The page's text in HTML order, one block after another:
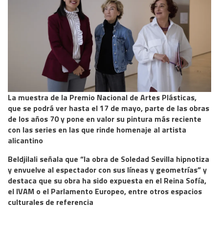
La muestra de la Premio Nacional de Artes Plásticas,
que se podrá ver hasta el 17 de mayo, parte de las obras
de los años 70 y pone en valor su pintura más reciente
con las series en las que rinde homenaje al artista
alicantino
Beldjilali señala que “la obra de Soledad Sevilla hipnotiza
y envuelve al espectador con sus líneas y geometrías” y
destaca que su obra ha sido expuesta en el Reina Sofía,
el IVAM o el Parlamento Europeo, entre otros espacios
culturales de referencia